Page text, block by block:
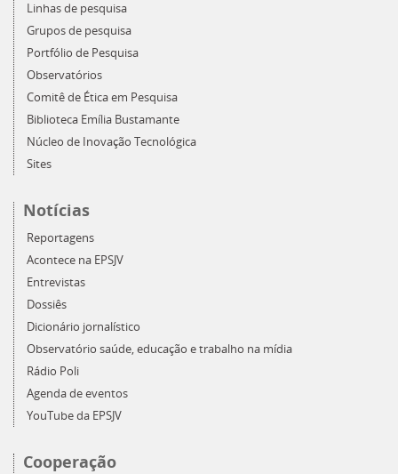
Linhas de pesquisa
Grupos de pesquisa
Portfólio de Pesquisa
Observatórios
Comitê de Ética em Pesquisa
Biblioteca Emília Bustamante
Núcleo de Inovação Tecnológica
Sites
Notícias
Reportagens
Acontece na EPSJV
Entrevistas
Dossiês
Dicionário jornalístico
Observatório saúde, educação e trabalho na mídia
Rádio Poli
Agenda de eventos
YouTube da EPSJV
Cooperação